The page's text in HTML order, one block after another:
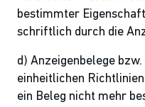
bestimmter
schriftlich durch die
d) Anzeigenbelege
einheitlichen
ein Beleg nicht mehr